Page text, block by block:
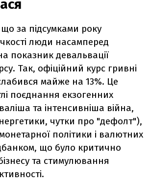
за підсумками року
люди насамперед
показник девальвації
Так, офіційний курс гривні
майже на 13%. Це
поєднання екзогенних
та інтенсивніша війна,
чутки про "дефолт"),
політики і валютних
що було критично
та стимулювання